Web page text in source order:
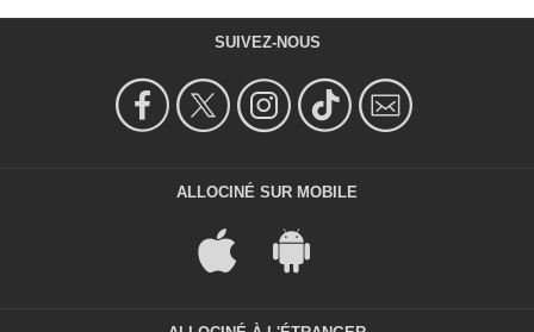
SUIVEZ-NOUS
ALLOCINÉ SUR MOBILE